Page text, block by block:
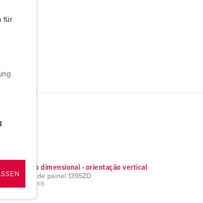
für
Desenho dimensional - orientação vertical
Tomada de painel 1395ZD
PNG, 262 KB